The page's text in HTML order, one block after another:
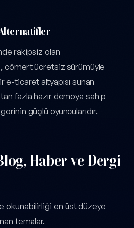
Alternatifler
rakipsiz olan
, cömert ücretsiz sürümüyle
e-ticaret altyapısı sunan
fazla hazır demoya sahip
güçlü oyuncularıdır.
Haber ve Dergi
okunabilirliği en üst düzeye
temalar.